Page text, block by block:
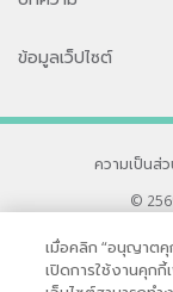
ข้อมูลเว็ปไซต์
ความเป็นส่
©
33 สุขุมวิท ซ
หากท่านมีข้
เมื่อคลิก “อนุญาต
เปิดการใช้งานคุก